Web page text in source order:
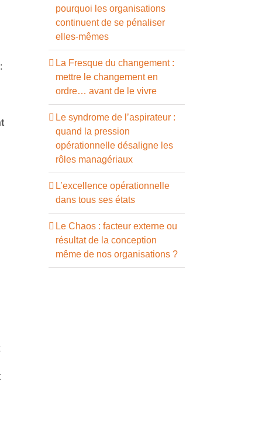
pourquoi les organisations
continuent de se pénaliser
elles-mêmes
La Fresque du changement :
mettre le changement en
ordre… avant de le vivre
Le syndrome de l’aspirateur :
quand la pression
opérationnelle désaligne les
rôles managériaux
L’excellence opérationnelle
dans tous ses états
Le Chaos : facteur externe ou
résultat de la conception
même de nos organisations ?